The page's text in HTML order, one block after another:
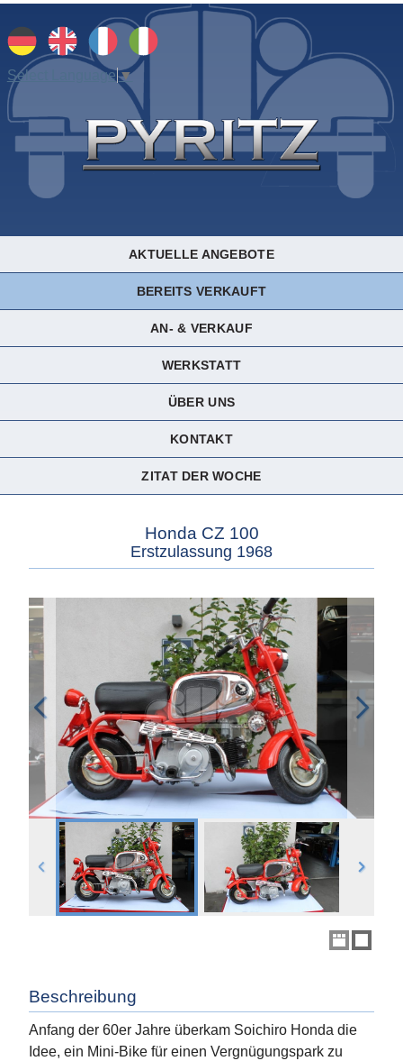
Select Language▼
AKTUELLE ANGEBOTE
BEREITS VERKAUFT
AN- & VERKAUF
WERKSTATT
ÜBER UNS
KONTAKT
ZITAT DER WOCHE
Honda CZ 100
Erstzulassung 1968
Beschreibung
Anfang der 60er Jahre überkam Soichiro Honda die
Idee, ein Mini-Bike für einen Vergnügungspark zu